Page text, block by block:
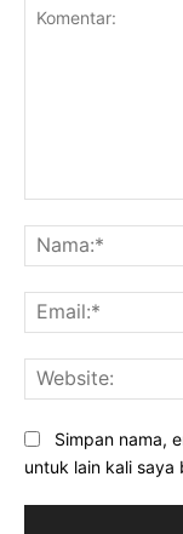
Simpan nama,
untuk lain kali saya